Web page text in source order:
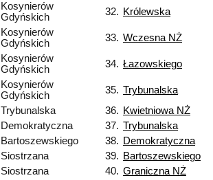
Kosynierów
Gdyńskich
32. Królewska
Kosynierów
Gdyńskich
33. Wczesna NŻ
Kosynierów
Gdyńskich
34. Łazowskiego
Kosynierów
Gdyńskich
35. Trybunalska
Trybunalska 36. Kwietniowa NŻ
Demokratyczna
37. Trybunalska
Bartoszewskiego
38. Demokratyczna
Siostrzana
39. Bartoszewskiego
Siostrzana
40. Graniczna NŻ